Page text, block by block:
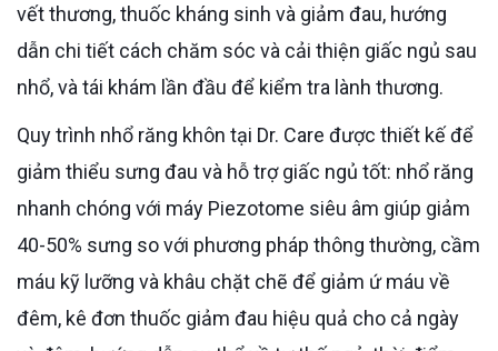
vết thương, thuốc kháng sinh và giảm đau, hướng
dẫn chi tiết cách chăm sóc và cải thiện giấc ngủ sau
nhổ, và tái khám lần đầu để kiểm tra lành thương.
Quy trình nhổ răng khôn tại Dr. Care được thiết kế để
giảm thiểu sưng đau và hỗ trợ giấc ngủ tốt: nhổ răng
nhanh chóng với máy Piezotome siêu âm giúp giảm
40-50% sưng so với phương pháp thông thường, cầm
máu kỹ lưỡng và khâu chặt chẽ để giảm ứ máu về
đêm, kê đơn thuốc giảm đau hiệu quả cho cả ngày